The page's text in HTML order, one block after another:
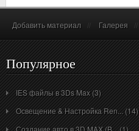
Добавить материал Галерея
Популярное
IES файлы в 3Ds Max (3)
Освещение & Настройка Ren... (14)
Создание авто в 3D MAX (B... (1)